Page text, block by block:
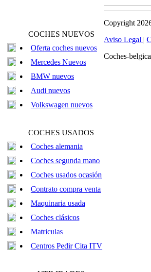
COCHES NUEVOS
Oferta coches nuevos
Mercedes Nuevos
BMW nuevos
Audi nuevos
Volkswagen nuevos
COCHES USADOS
Coches alemania
Coches segunda mano
Coches usados ocasión
Contrato compra venta
Maquinaria usada
Coches clásicos
Matriculas
Centros Pedir Cita ITV
Copyright
Aviso Legal |
Coches-